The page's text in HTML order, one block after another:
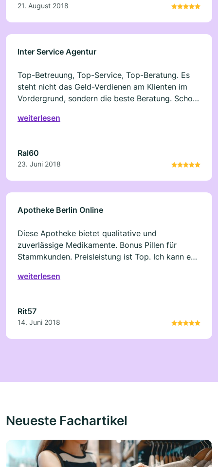
21. August 2018
Inter Service Agentur
Top-Betreuung, Top-Service, Top-Beratung. Es
steht nicht das Geld-Verdienen am Klienten im
Vordergrund, sondern die beste Beratung. Schon
um Heiko Eberding nichts hat - die mir aber
geblieben der Inhaber. Definitiv ohne
Einschränkung zu empfehlen. Ausser man
erwartet einen krawatten-tragenden
Verschicherungsvertreter, dann ist man dort
weiterlesen
Ral60
23. Juni 2018
Apotheke Berlin Online
Diese Apotheke bietet qualitative und
zuverlässige Medikamente. Bonus Pillen für
Stammkunden. Preisleistung ist Top. Ich kann es
weiterlesen
Rit57
14. Juni 2018
Neueste Fachartikel